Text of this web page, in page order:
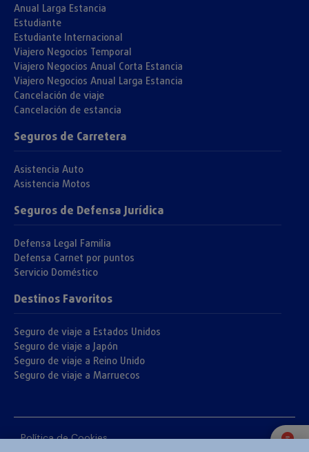
Anual Larga Estancia
Estudiante
Estudiante Internacional
Viajero Negocios Temporal
Viajero Negocios Anual Corta Estancia
Viajero Negocios Anual Larga Estancia
Cancelación de viaje
Cancelación de estancia
Seguros de Carretera
Asistencia Auto
Asistencia Motos
Seguros de Defensa Jurídica
Defensa Legal Familia
Defensa Carnet por puntos
Servicio Doméstico
Destinos Favoritos
Seguro de viaje a Estados Unidos
Seguro de viaje a Japón
Seguro de viaje a Reino Unido
Seguro de viaje a Marruecos
Política de Cookies